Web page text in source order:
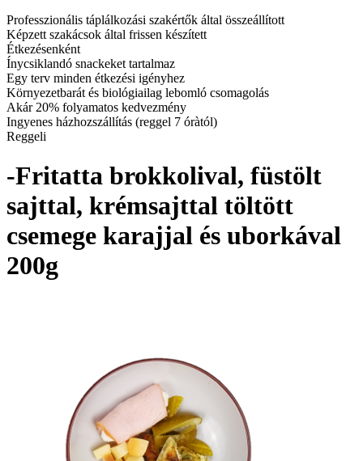
Professzionális táplálkozási szakértők által összeállított
Képzett szakácsok által frissen készített
Étkezésenként
Ínycsiklandó snackeket tartalmaz
Egy terv minden étkezési igényhez
Környezetbarát és biológiailag lebomló csomagolás
Akár 20% folyamatos kedvezmény
Ingyenes házhozszállítás (reggel 7 óràtól)
Reggeli
-Fritatta brokkolival, füstölt
sajttal, krémsajttal töltött
csemege karajjal és uborkával
200g